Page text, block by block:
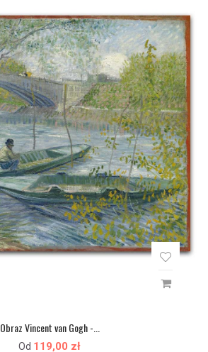
Obraz Vincent van Gogh -...
Od 119,00 zł